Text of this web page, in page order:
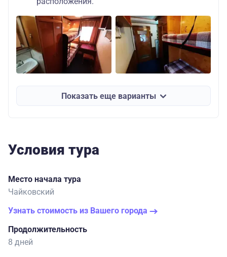
Показать еще варианты
Условия тура
Место начала тура
Чайковский
Узнать стоимость из Вашего города
Продолжительность
8 дней